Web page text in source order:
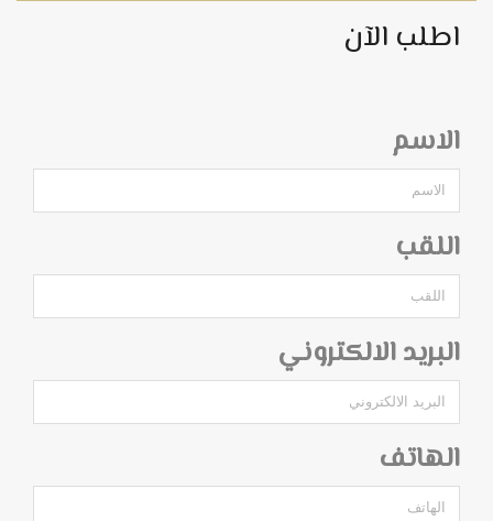
اطلب الآن
الاسم
اللقب
البريد الالكتروني
الهاتف